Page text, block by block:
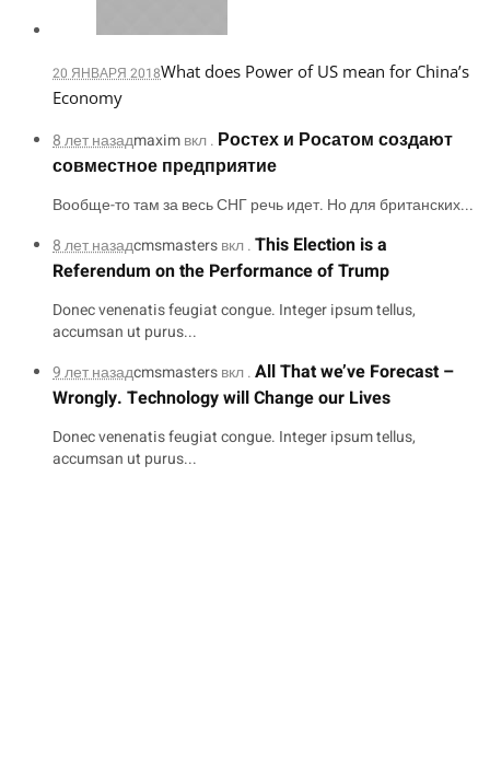
20 ЯНВАРЯ 2018What does Power of US mean for China’s
Economy
8 лет назадmaximвкл . Ростех и Росатом создают
совместное предприятие
Вообще-то там за весь СНГ речь идет. Но для британских...
8 лет назадcmsmastersвкл .This Election is a
Referendum on the Performance of Trump
Donec venenatis feugiat congue. Integer ipsum tellus,
accumsan ut purus...
9 лет назадcmsmastersвкл .All That we’ve Forecast –
Wrongly. Technology will Change our Lives
Donec venenatis feugiat congue. Integer ipsum tellus,
accumsan ut purus...